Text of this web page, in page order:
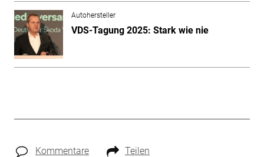
Autohersteller
VDS-Tagung 2025: Stark wie nie
Kommentare Teilen